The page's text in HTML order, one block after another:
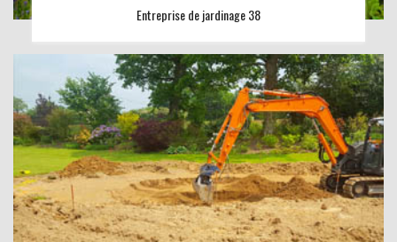
Entreprise de jardinage 38